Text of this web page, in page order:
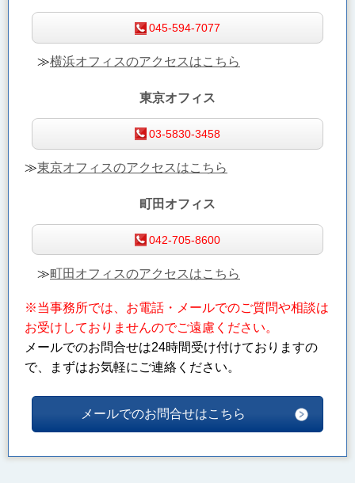
045-594-7077
≫横浜オフィスのアクセスはこちら
東京オフィス
03-5830-3458
≫東京オフィスのアクセスはこちら
町田オフィス
042-705-8600
≫町田オフィスのアクセスはこちら
※当事務所では、お電話・メールでのご質問や相談は
お受けしておりませんのでご遠慮ください。
メールでのお問合せは24時間受け付けておりますの
で、まずはお気軽にご連絡ください。
メールでのお問合せはこちら